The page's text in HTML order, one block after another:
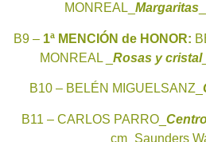
MONREAL_ Margaritas
B9 – 1ª MENCIÓN de HONOR:
MONREAL _ Rosas y cristal
B10 – BELÉN MIGUELSANZ_
B11 – CARLOS PARRO_
cm_Saunders